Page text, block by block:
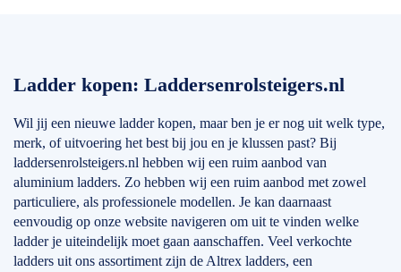
Ladder kopen: Laddersenrolsteigers.nl
Wil jij een nieuwe ladder kopen, maar ben je er nog uit welk type,
merk, of uitvoering het best bij jou en je klussen past? Bij
laddersenrolsteigers.nl hebben wij een ruim aanbod van
aluminium ladders. Zo hebben wij een ruim aanbod met zowel
particuliere, als professionele modellen. Je kan daarnaast
eenvoudig op onze website navigeren om uit te vinden welke
ladder je uiteindelijk moet gaan aanschaffen. Veel verkochte
ladders uit ons assortiment zijn de Altrex ladders, een